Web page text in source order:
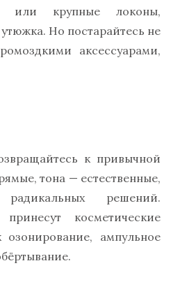
или крупные локоны,
Но постарайтесь не
аксессуарами,
к привычной
тона — естественные,
решений.
косметические
ампульное